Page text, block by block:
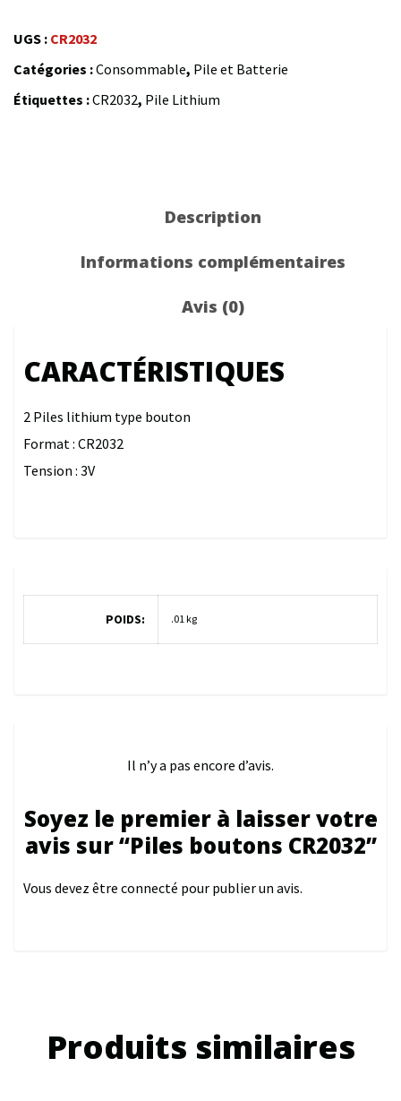
CR2032
UGS : CR2032
Catégories :Consommable, Pile et Batterie
Étiquettes :CR2032, Pile Lithium
Description
Informations complémentaires
Avis (0)
CARACTÉRISTIQUES
2 Piles lithium type bouton
Format : CR2032
Tension : 3V
POIDS .01 kg
Il n’y a pas encore d’avis.
Soyez le premier à laisser votre
avis sur “Piles boutons CR2032”
Vous devez être connecté pour publier un avis.
Produits similaires